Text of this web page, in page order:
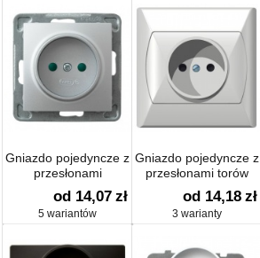
Gniazdo pojedyncze z
przesłonami
od 14,07 zł
5 wariantów
Gniazdo pojedyncze z
przesłonami torów
od 14,18 zł
3 warianty